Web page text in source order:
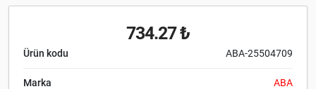
734.27 ₺
Ürün kodu ABA-25504709
Marka ABA